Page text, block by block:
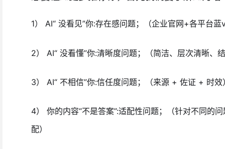
1） AI“ 没看见”你:存在感问题；（企业官网+各平台
2） AI“ 没看懂”你:清晰度问题；（简洁、层次清晰、
3） AI“ 不相信”你:信任度问题；（来源 + 佐证 + 时效
4） 你的内容“不是答案”:适配性问题；（针对不同的
配）